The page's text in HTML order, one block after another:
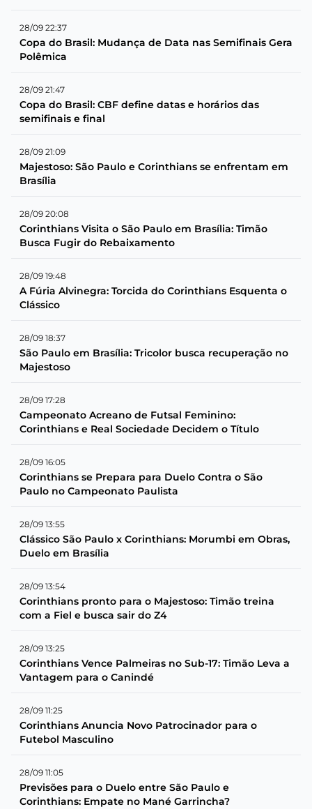
28/09 22:37
Copa do Brasil: Mudança de Data nas Semifinais Gera
Polêmica
28/09 21:47
Copa do Brasil: CBF define datas e horários das
semifinais e final
28/09 21:09
Majestoso: São Paulo e Corinthians se enfrentam em
Brasília
28/09 20:08
Corinthians Visita o São Paulo em Brasília: Timão
Busca Fugir do Rebaixamento
28/09 19:48
A Fúria Alvinegra: Torcida do Corinthians Esquenta o
Clássico
28/09 18:37
São Paulo em Brasília: Tricolor busca recuperação no
Majestoso
28/09 17:28
Campeonato Acreano de Futsal Feminino:
Corinthians e Real Sociedade Decidem o Título
28/09 16:05
Corinthians se Prepara para Duelo Contra o São
Paulo no Campeonato Paulista
28/09 13:55
Clássico São Paulo x Corinthians: Morumbi em Obras,
Duelo em Brasília
28/09 13:54
Corinthians pronto para o Majestoso: Timão treina
com a Fiel e busca sair do Z4
28/09 13:25
Corinthians Vence Palmeiras no Sub-17: Timão Leva a
Vantagem para o Canindé
28/09 11:25
Corinthians Anuncia Novo Patrocinador para o
Futebol Masculino
28/09 11:05
Previsões para o Duelo entre São Paulo e
Corinthians: Empate no Mané Garrincha?